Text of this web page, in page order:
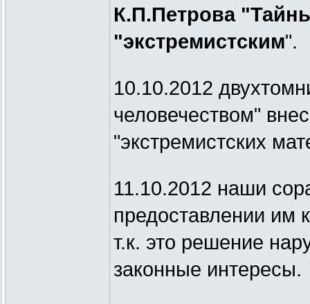
К.П.Петрова
"экстремистским".
10.10.2012
человечеством"
"экстремистских
11.10.2012 наши
предоставлении им
т.к. это решение
законные интересы.